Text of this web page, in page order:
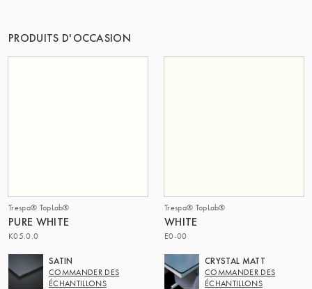
PRODUITS D'OCCASION
Trespa® TopLab®
PURE WHITE
K05.0.0
SATIN
COMMANDER DES
ÉCHANTILLONS
Trespa® TopLab®
WHITE
E0-00
CRYSTAL MATT
COMMANDER DES
ÉCHANTILLONS